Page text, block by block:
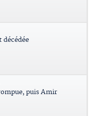
décédée
puis Amir